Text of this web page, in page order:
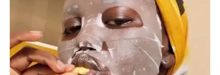
Spring, Again: Perjalanan
Waktu untuk Menyelamatkan
Sang Buah Hati